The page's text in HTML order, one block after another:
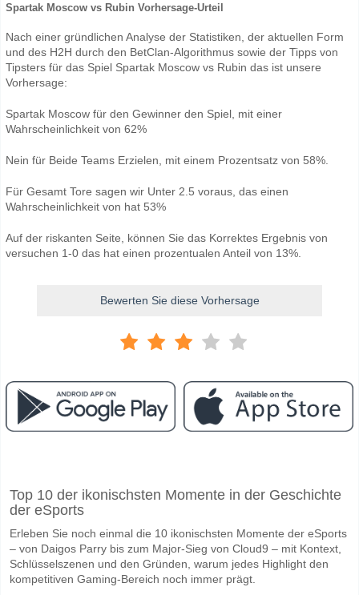
Spartak Moscow vs Rubin Vorhersage-Urteil
Nach einer gründlichen Analyse der Statistiken, der aktuellen Form
und des H2H durch den BetClan-Algorithmus sowie der Tipps von
Tipsters für das Spiel Spartak Moscow vs Rubin das ist unsere
Vorhersage:
Spartak Moscow für den Gewinner den Spiel, mit einer
Wahrscheinlichkeit von 62%
Nein für Beide Teams Erzielen, mit einem Prozentsatz von 58%.
Für Gesamt Tore sagen wir Unter 2.5 voraus, das einen
Wahrscheinlichkeit von hat 53%
Auf der riskanten Seite, können Sie das Korrektes Ergebnis von
versuchen 1-0 das hat einen prozentualen Anteil von 13%.
Bewerten Sie diese Vorhersage
Das Spiel zwischen Spartak Moscow v Rubin 11 May 2026 15:30.
Spartak Moscow für den Gewinner den Spiel, mit einer
Werden beide Teams im Spiel punkten Spartak
Top 10 der ikonischsten Momente in der Geschichte
der eSports
Erleben Sie noch einmal die 10 ikonischsten Momente der eSports
– von Daigos Parry bis zum Major-Sieg von Cloud9 – mit Kontext,
Schlüsselszenen und den Gründen, warum jedes Highlight den
kompetitiven Gaming-Bereich noch immer prägt.